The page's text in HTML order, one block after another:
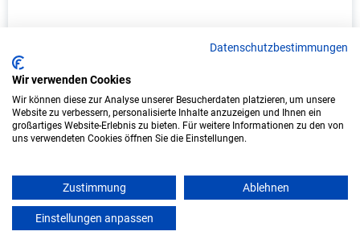
Duales Studium Informatik (B.Sc.) am
virtuellen Campus - Interaktiv GmbH
Interaktiv GmbH
In Kooperation mit IU Duales Studium
(Internationale Hochschule)
Datenschutzbestimmungen
Wir verwenden Cookies
Wir können diese zur Analyse unserer Besucherdaten platzieren, um unsere
Website zu verbessern, personalisierte Inhalte anzuzeigen und Ihnen ein
großartiges Website-Erlebnis zu bieten. Für weitere Informationen zu den von
uns verwendeten Cookies öffnen Sie die Einstellungen.
Zustimmung Ablehnen
Einstellungen anpassen